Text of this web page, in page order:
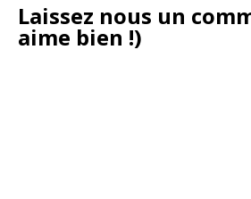
Laissez nous un
aime bien !)